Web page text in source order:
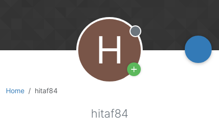
Home hitaf84
H Offline
hitaf84